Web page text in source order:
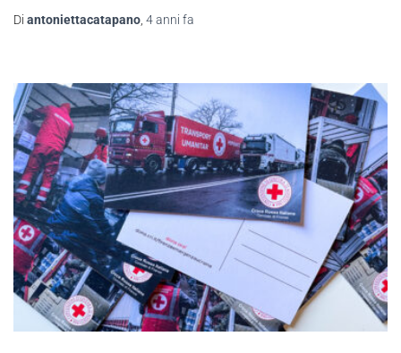
Di antoniettacatapano 4 anni fa